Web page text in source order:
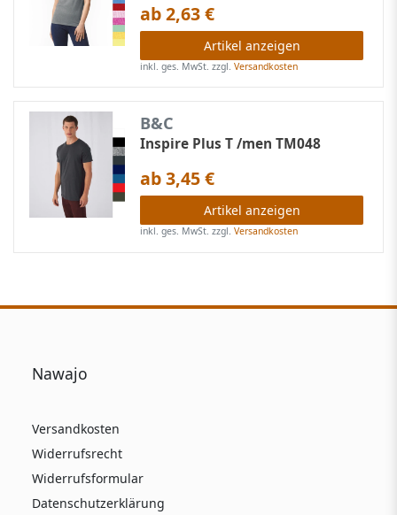
ab 2,63 €
Artikel anzeigen
inkl. ges. MwSt. zzgl.Versandkosten
B&C
Inspire Plus T /men TM048
ab 3,45 €
Artikel anzeigen
inkl. ges. MwSt. zzgl.Versandkosten
Nawajo
Versandkosten
Widerrufsrecht
Widerrufsformular
Datenschutzerklärung